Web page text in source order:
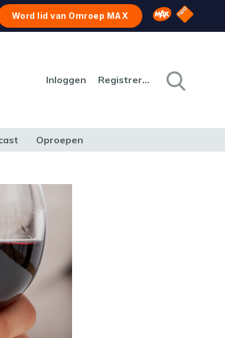
Word lid van Omroep MAX Omroep MAX
NPO
Inloggen Registreren
Oproepen